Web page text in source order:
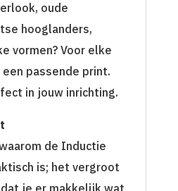
oude
hooglanders,
vormen? Voor elke
passende print.
in jouw inrichting.
de Inductie
is; het vergroot